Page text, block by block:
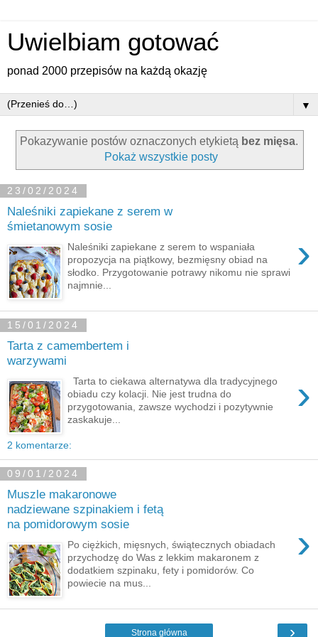
Uwielbiam gotować
ponad 2000 przepisów na każdą okazję
▼
Pokazywanie postów oznaczonych etykietą bez mięsa.
Pokaż wszystkie posty
23/02/2024
Naleśniki zapiekane z serem w
śmietanowym sosie
›
Naleśniki zapiekane z serem to wspaniała
propozycja na piątkowy, bezmięsny obiad na
słodko. Przygotowanie potrawy nikomu nie sprawi
najmnie...
15/01/2024
Tarta z camembertem i
warzywami
›
Tarta to ciekawa alternatywa dla tradycyjnego
obiadu czy kolacji. Nie jest trudna do
przygotowania, zawsze wychodzi i pozytywnie
zaskakuje...
2 komentarze:
09/01/2024
Muszle makaronowe
nadziewane szpinakiem i fetą
na pomidorowym sosie
›
Po ciężkich, mięsnych, świątecznych obiadach
przychodzę do Was z lekkim makaronem z
dodatkiem szpinaku, fety i pomidorów. Co
powiecie na mus...
›
Strona główna